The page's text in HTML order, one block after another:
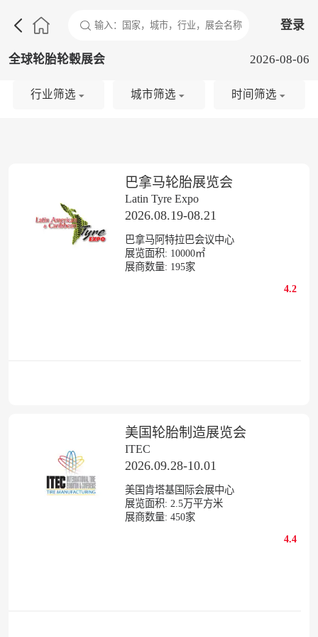
 登录
全球轮胎轮毂展会 2026-08-06
巴拿马轮胎展览会
Latin Tyre Expo
2026.08.19-08.21
巴拿马阿特拉巴会议中心
展览面积: 10000㎡
展商数量: 195家
4.2
美国轮胎制造展览会
ITEC
2026.09.28-10.01
美国肯塔基国际会展中心
展览面积: 2.5万平方米
展商数量: 450家
4.4
行业筛选 城市筛选 时间筛选